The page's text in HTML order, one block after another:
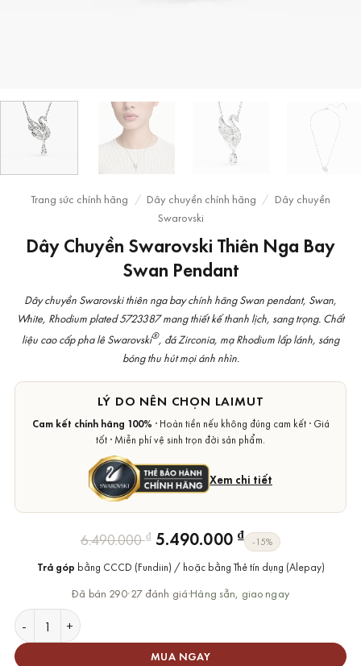
Trang sức chính hãng / Dây chuyền chính hãng / Dây chuyền
Swarovski
Dây Chuyền Swarovski Thiên Nga Bay
Swan Pendant
Dây chuyền Swarovski thiên nga bay chính hãng Swan pendant, Swan,
White, Rhodium plated 5723387 mang thiết kế thanh lịch, sang trọng. Chất
liệu cao cấp pha lê Swarovski®, đá Zirconia, mạ Rhodium lấp lánh, sáng
bóng thu hút mọi ánh nhìn.
LÝ DO NÊN CHỌN LAIMUT
Cam kết chính hãng 100% · Hoàn tiền nếu không đúng cam kết · Giá
tốt · Miễn phí vệ sinh trọn đời sản phẩm.
Xem chi tiết
6.490.000₫ Giá
gốc
là:
6.490.000 ₫.
5.490.000 ₫
Giá
hiện
tại
là:
-15%
Trả góp bằng CCCD (Fundiin) / hoặc bằng Thẻ tín dụng (Alepay)
Đã bán 290·27 đánh giá·Hàng sẵn, giao ngay
Dây Chuyền Swarovski Thiên Nga Bay Swan Pendant số lượng
MUA NGAY